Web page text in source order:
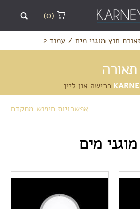
(0)
חוץ מוגני מים/ עמוד 2
תאורה
רכישה און ליין
אפשרויות חיפוש מתקדם
מים